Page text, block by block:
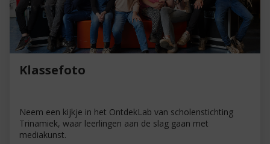
Klassefoto
Neem een kijkje in het OntdekLab van scholenstichting
Trinamiek, waar leerlingen aan de slag gaan met
mediakunst.